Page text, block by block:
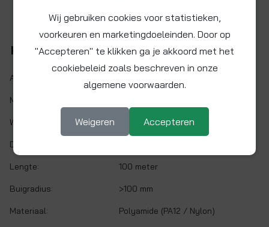
Kenmerken
Artikelnr.:
Maat:
Wanddikte:
Doorlaat:
Lengte: 100 meter
Buigradius: >100 mm
Materiaal: Polyamide (PA12 / Nylon)
Wij gebruiken cookies voor statistieken,
voorkeuren en marketingdoeleinden. Door op
"Accepteren" te klikken ga je akkoord met het
cookiebeleid zoals beschreven in onze
algemene voorwaarden.
Weigeren Accepteren